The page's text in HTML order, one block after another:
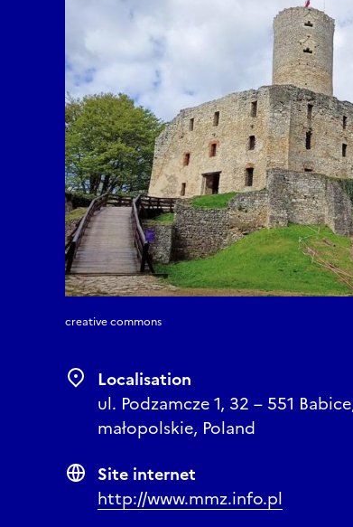
Intervenant :
12:50 –
Orateur :
13:10 –
Orateur : Jakub
13:30 – 13:50 |
13:50 – 14:10
Intervenant :
14h10 –
creative commons
Localisation
ul. Podzamcze 1, 32 – 551
małopolskie, Poland
Site internet
http://www.mmz.info.pl